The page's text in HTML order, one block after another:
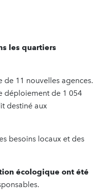
les quartiers
de 11 nouvelles agences.
déploiement de 1 054
destiné aux
besoins locaux et des
écologique ont été